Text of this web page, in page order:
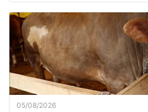
05/08/2026